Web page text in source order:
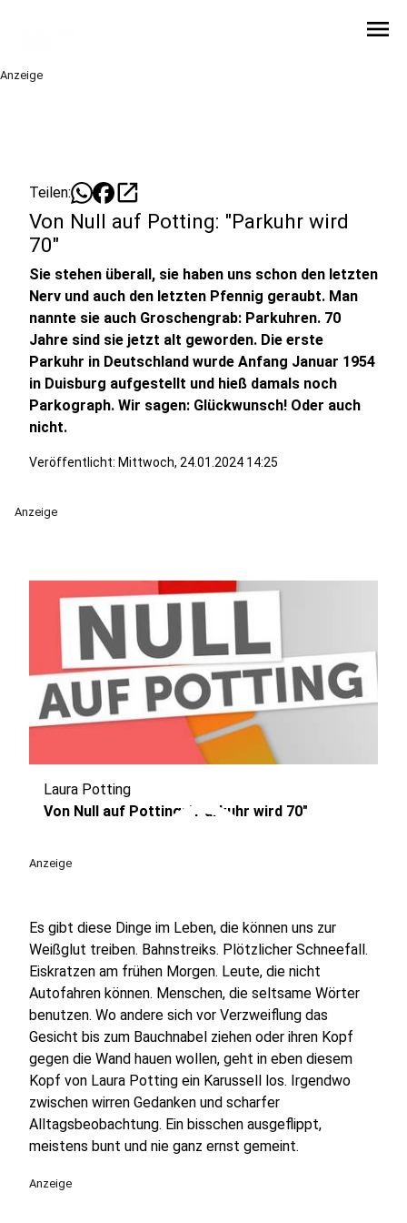
menu
Anzeige
Teilen: open_in_new
Von Null auf Potting: "Parkuhr wird
70"
Sie stehen überall, sie haben uns schon den letzten
Nerv und auch den letzten Pfennig geraubt. Man
nannte sie auch Groschengrab: Parkuhren. 70
Jahre sind sie jetzt alt geworden. Die erste
Parkuhr in Deutschland wurde Anfang Januar 1954
in Duisburg aufgestellt und hieß damals noch
Parkograph. Wir sagen: Glückwunsch! Oder auch
nicht.
Veröffentlicht: Mittwoch, 24.01.2024 14:25
Anzeige
play_circle
Laura Potting
Von Null auf Potting: "Parkuhr wird 70"
Anzeige
Es gibt diese Dinge im Leben, die können uns zur
Weißglut treiben. Bahnstreiks. Plötzlicher Schneefall.
Eiskratzen am frühen Morgen. Leute, die nicht
Autofahren können. Menschen, die seltsame Wörter
benutzen. Wo andere sich vor Verzweiflung das
Gesicht bis zum Bauchnabel ziehen oder ihren Kopf
gegen die Wand hauen wollen, geht in eben diesem
Kopf von Laura Potting ein Karussell los. Irgendwo
zwischen wirren Gedanken und scharfer
Alltagsbeobachtung. Ein bisschen ausgeflippt,
meistens bunt und nie ganz ernst gemeint.
Anzeige